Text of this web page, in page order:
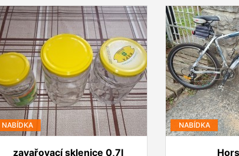
NABÍDKA
zavařovací sklenice 0,7l
NABÍDKA